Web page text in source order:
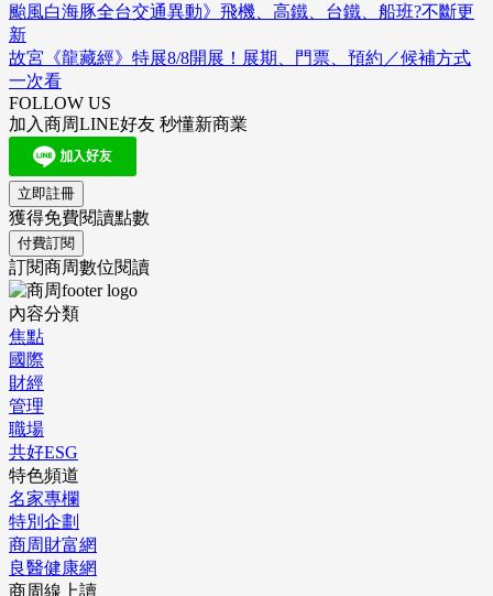
颱風白海豚全台交通異動》飛機、高鐵、台鐵、船班?不斷更
新
故宮《龍藏經》特展8/8開展！展期、門票、預約／候補方式
一次看
FOLLOW US
加入商周LINE好友 秒懂新商業
立即註冊
獲得免費閱讀點數
付費訂閱
訂閱商周數位閱讀
內容分類
焦點
國際
財經
管理
職場
共好ESG
特色頻道
名家專欄
特別企劃
商周財富網
良醫健康網
商周線上讀